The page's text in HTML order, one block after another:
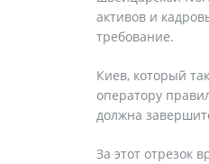
активов и
требование.
Киев, который
оператору
должна
За этот отрезок